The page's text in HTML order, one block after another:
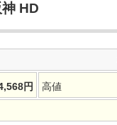
HD
円 高値